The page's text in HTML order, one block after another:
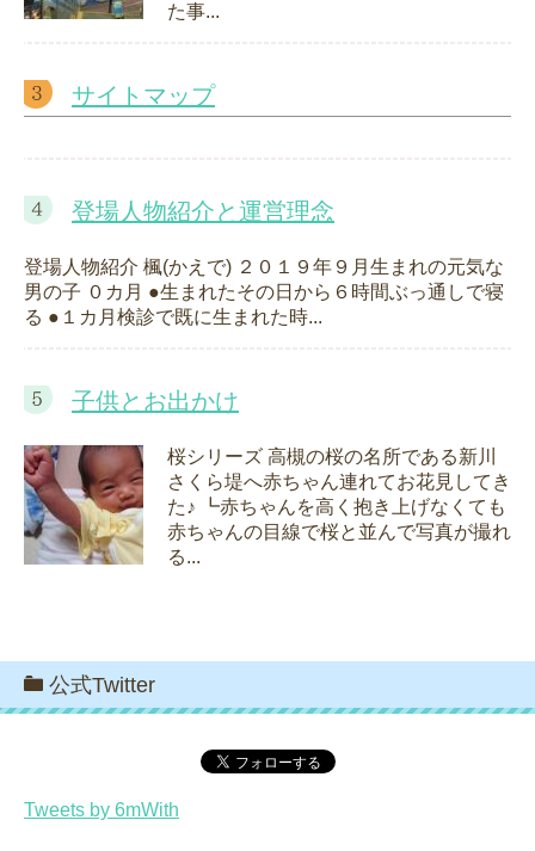
た事...
サイトマップ
登場人物紹介と運営理念
登場人物紹介 楓(かえで) ２０１９年９月生まれの元気な
男の子 ０カ月 ●生まれたその日から６時間ぶっ通しで寝
る ●１カ月検診で既に生まれた時...
子供とお出かけ
桜シリーズ 高槻の桜の名所である新川
さくら堤へ赤ちゃん連れてお花見してき
た♪ ┗赤ちゃんを高く抱き上げなくても
赤ちゃんの目線で桜と並んで写真が撮れ
る...
公式Twitter
Tweets by 6mWith